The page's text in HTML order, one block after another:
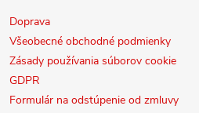
Doprava
Všeobecné obchodné podmienky
Zásady používania súborov cookie
GDPR
Formulár na odstúpenie od zmluvy